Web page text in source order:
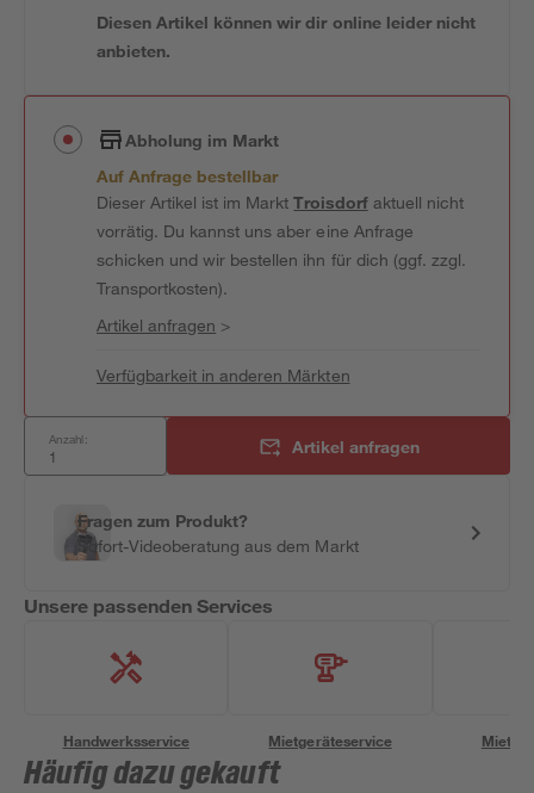
Diesen Artikel können wir dir online leider nicht
anbieten.
Abholung im Markt
Auf Anfrage bestellbar
Dieser Artikel ist im MarktTroisdorfaktuell nicht
vorrätig. Du kannst uns aber eine Anfrage
schicken und wir bestellen ihn für dich (ggf. zzgl.
Transportkosten).
Artikel anfragen >
Verfügbarkeit in anderen Märkten
Anzahl: Artikel anfragen
Fragen zum Produkt?
Sofort-Videoberatung aus dem Markt
Unsere passenden Services
Handwerksservice Mietgeräteservice
Häufig dazu gekauft